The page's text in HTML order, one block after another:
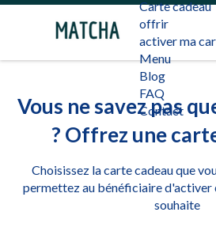
Carte cadeau
offrir
activer ma
Menu
Blog
FAQ
Contact
Vous ne savez pas
? Offrez une
Choisissez la carte cadeau que
permettez au bénéficiaire d'activer
souhaite